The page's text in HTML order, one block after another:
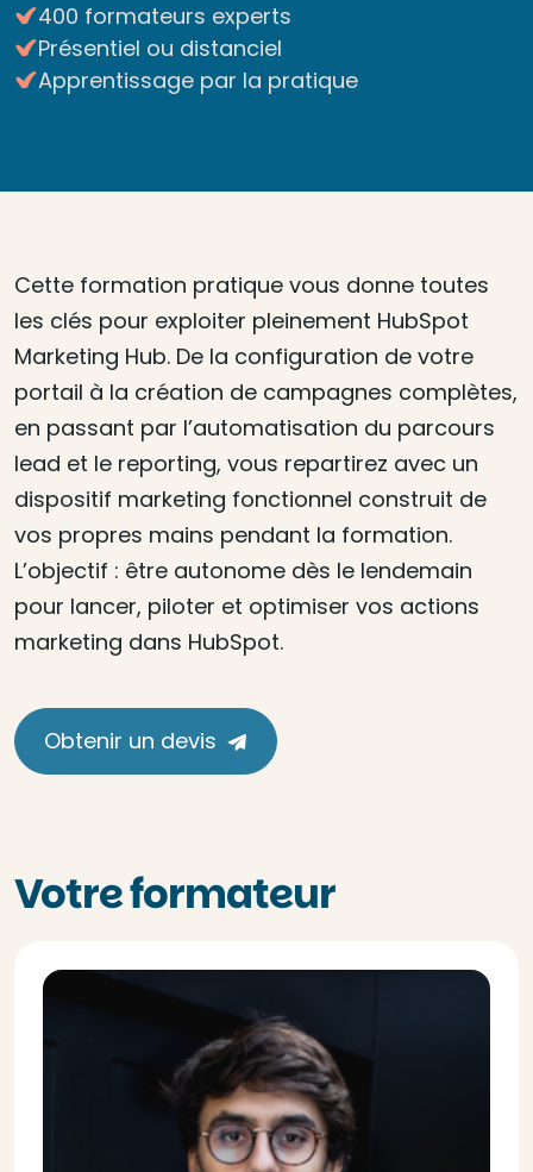
400 formateurs experts
Présentiel ou distanciel
Apprentissage par la pratique
Cette formation pratique vous donne toutes
les clés pour exploiter pleinement HubSpot
Marketing Hub. De la configuration de votre
portail à la création de campagnes complètes,
en passant par l’automatisation du parcours
lead et le reporting, vous repartirez avec un
dispositif marketing fonctionnel construit de
vos propres mains pendant la formation.
L’objectif : être autonome dès le lendemain
pour lancer, piloter et optimiser vos actions
marketing dans HubSpot.
Obtenir un devis
Votre formateur